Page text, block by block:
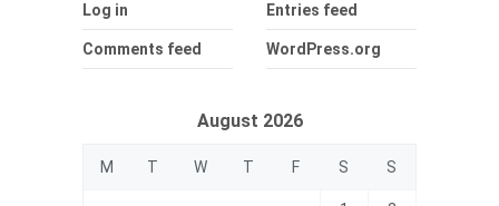
Log in Entries feed
Comments feed WordPress.org
August 2026
M T W T F S S